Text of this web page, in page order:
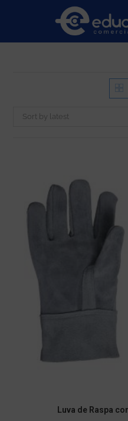
Sort by latest
Luva de Raspa